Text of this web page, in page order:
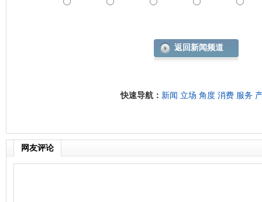
返回新闻频道
快速导航： 新闻 立场 角度 消费 服务
网友评论